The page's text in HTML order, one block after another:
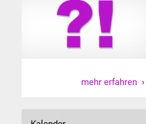
mehr erfahren